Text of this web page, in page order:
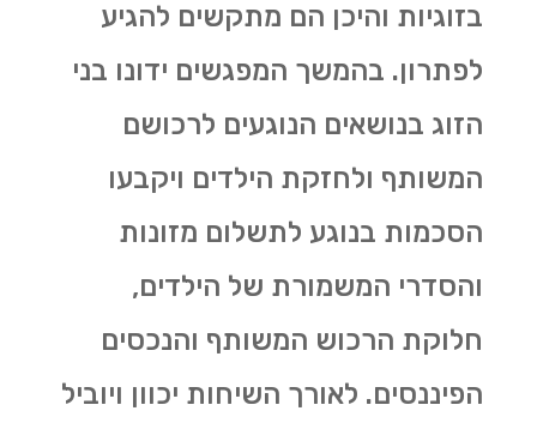
בזוגיות והיכן הם מתקשים להגיע
לפתרון. בהמשך המפגשים ידונו בני
הזוג בנושאים הנוגעים לרכושם
המשותף ולחזקת הילדים ויקבעו
הסכמות בנוגע לתשלום מזונות
והסדרי המשמורת של הילדים,
חלוקת הרכוש המשותף והנכסים
הפיננסים. לאורך השיחות יכוון ויוביל